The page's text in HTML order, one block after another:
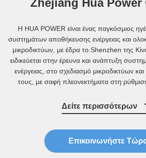
Zhejiang Hua Power
Η HUA POWER είναι ένας παγκόσμιος
συστημάτων αποθήκευσης ενέργειας και
μικροδικτύων, με έδρα το Shenzhen της
ειδικεύεται στην έρευνα και ανάπτυξη
ενέργειας, στο σχεδιασμό μικροδικτύων
τους, με σαφή πλεονεκτήματα στη
βιομηχανικές/εμπορικές
Δείτε περισσότερων
Επικοινωνήστε